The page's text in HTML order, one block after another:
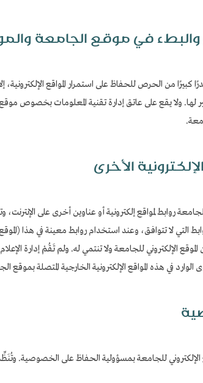
والبطء في موقع الجامعة
كبيرًا من الحرص للحفاظ على استمرار المواقع
لها. ولا يقع على عاتق إدارة تقنية المعلومات بخصوص
الأخرى
روابط لمواقع إلكترونية أو عناوين أخرى على
لا تتوافق، وعند استخدام روابط معينة في هذا
الإلكتروني للجامعة ولا تنتمي له. ولم تَقُمْ إدارة
الوارد في هذه المواقع الإلكترونية الخارجية المتصلة
للجامعة بمسؤولية الحفاظ على الخصوصية.